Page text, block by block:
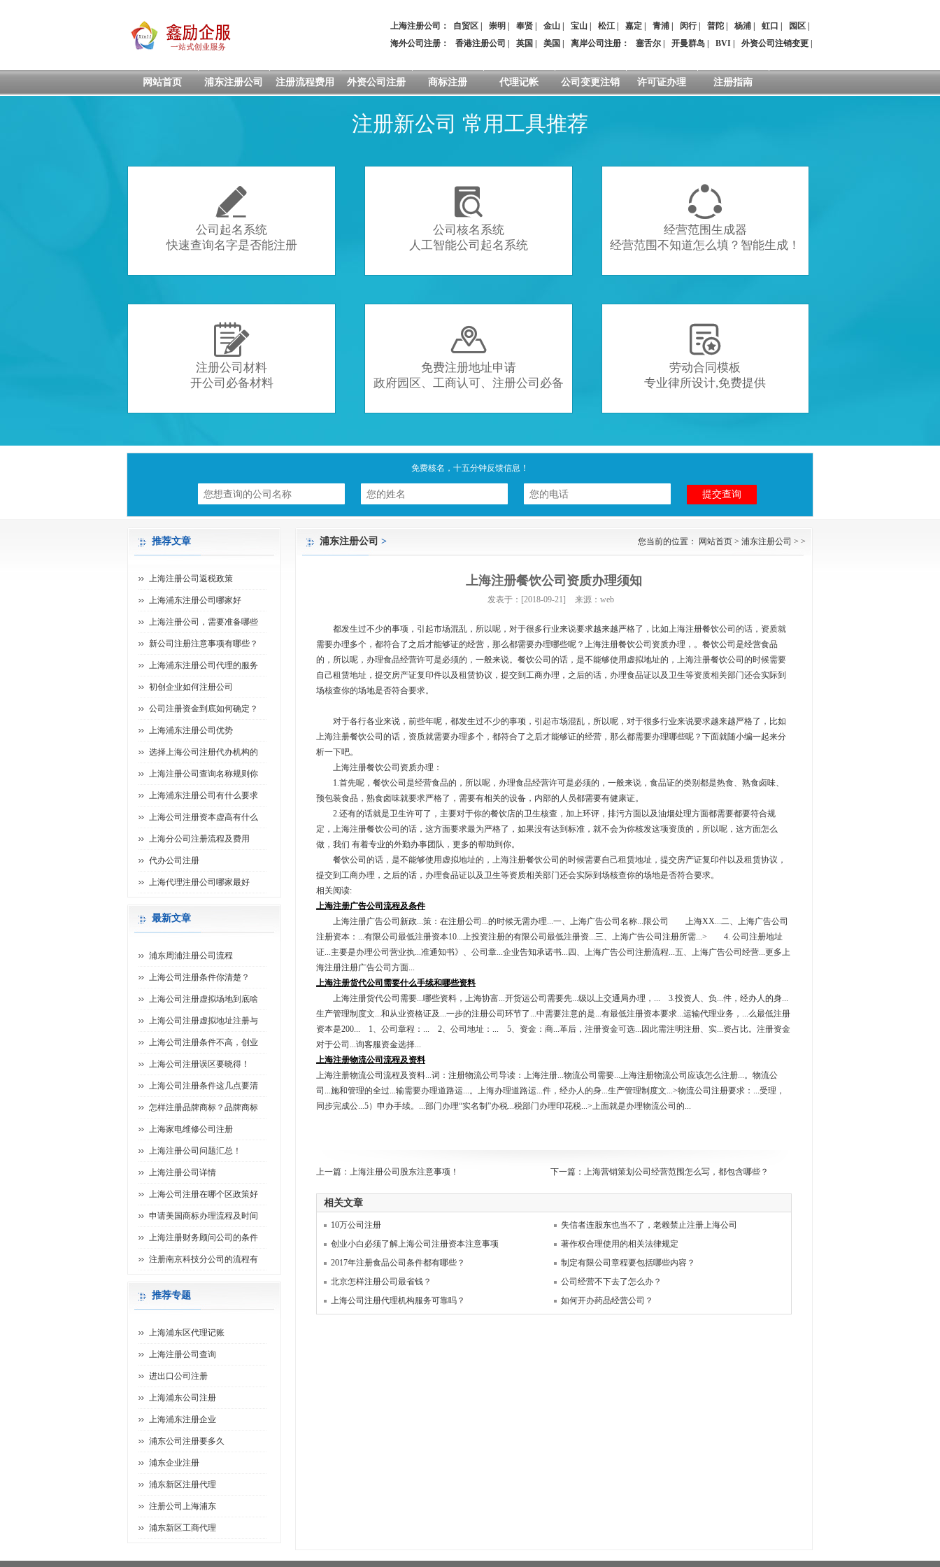
上海注册公司： 自贸区 崇明 奉贤 金山 宝山 松江 嘉定 青浦 闵行| 普陀 杨浦 虹口 园区
海外公司注册：
香港注册公司 英国 美国 离岸公司注册 ： 塞舌尔 开曼群岛 BVI 外资公司注销变更
网站首页 浦东注册公司 注册流程费用 外资公司注册 商标注册 代理记帐 公司变更注销 许可证办理 注册指南
注册新公司 常用工具推荐

公司起名系统
快速查询名字是否能注册

公司核名系统
人工智能公司起名系统

经营范围生成器
经营范围不知道怎么填？智能生成！

注册公司材料
开公司必备材料

免费注册地址申请
政府园区、工商认可、注册公司必备

劳动合同模板
专业律所设计,免费提供
免费核名，十五分钟反馈信息！
浦东注册公司 > 您当前的位置： 网站首页 > 浦东注册公司 > >
上海注册餐饮公司资质办理须知
发表于：[2018-09-21] 来源：web
都发生过不少的事项，引起市场混乱，所以呢，对于很多行业来说要求越来越严格了，比如上海注册餐饮公司的话，资质就
需要办理多个，都符合了之后才能够证的经营，那么都需要办理哪些呢？上海注册餐饮公司资质办理，。餐饮公司是经营食品
的，所以呢，办理食品经营许可是必须的，一般来说。餐饮公司的话，是不能够使用虚拟地址的，上海注册餐饮公司的时候需要
自己租赁地址，提交房产证复印件以及租赁协议，提交到工商办理，之后的话，办理食品证以及卫生等资质相关部门还会实际到
场核查你的场地是否符合要求。
对于各行各业来说，前些年呢，都发生过不少的事项，引起市场混乱，所以呢，对于很多行业来说要求越来越严格了，比如
上海注册餐饮公司的话，资质就需要办理多个，都符合了之后才能够证的经营，那么都需要办理哪些呢？下面就随小编一起来分
析一下吧。
上海注册餐饮公司资质办理：
1.首先呢，餐饮公司是经营食品的，所以呢，办理食品经营许可是必须的，一般来说，食品证的类别都是热食、熟食卤味、
预包装食品，熟食卤味就要求严格了，需要有相关的设备，内部的人员都需要有健康证。
2.还有的话就是卫生许可了，主要对于你的餐饮店的卫生核查，加上环评，排污方面以及油烟处理方面都需要都要符合规
定，上海注册餐饮公司的话，这方面要求最为严格了，如果没有达到标准，就不会为你核发这项资质的，所以呢，这方面怎么
做，我们 有着专业的外勤办事团队，更多的帮助到你。
餐饮公司的话，是不能够使用虚拟地址的，上海注册餐饮公司的时候需要自己租赁地址，提交房产证复印件以及租赁协议，
提交到工商办理，之后的话，办理食品证以及卫生等资质相关部门还会实际到场核查你的场地是否符合要求。
相关阅读:
上海注册广告公司流程及条件
上海注册广告公司新政...策：在注册公司...的时候无需办理...一、上海广告公司名称...限公司 上海XX...二、上海广告公司
注册资本：...有限公司最低注册资本10...上投资注册的有限公司最低注册资...三、上海广告公司注册所需...> 4. 公司注册地址
证...主要是办理公司营业执...准通知书》、公司章...企业告知承诺书...四、上海广告公司注册流程...五、上海广告公司经营...更多上
海注册注册广告公司方面...
上海注册货代公司需要什么手续和哪些资料
上海注册货代公司需要...哪些资料，上海协富...开货运公司需要先...级以上交通局办理，... 3.投资人、负...件，经办人的身...
生产管理制度文...和从业资格证及...一步的注册公司环节了...中需要注意的是...有最低注册资本要求...运输代理业务，...么最低注册
资本是200... 1、公司章程：... 2、公司地址：... 5、资金：商...革后，注册资金可选...因此需注明注册、实...资占比。注册资金
对于公司...询客服资金选择...
上海注册物流公司流程及资料
上海注册物流公司流程及资料...词：注册物流公司导读：上海注册...物流公司需要...上海注册物流公司应该怎么注册...。物流公
司...施和管理的全过...输需要办理道路运...。上海办理道路运...件，经办人的身...生产管理制度文...>物流公司注册要求：...受理，
同步完成公...5）申办手续。...部门办理“实名制”办税...税部门办理印花税...>上面就是办理物流公司的...
上一篇： 上海注册公司股东注意事项！ 下一篇： 上海营销策划公司经营范围怎么写，都包含哪些？
相关文章
10万公司注册
失信者连股东也当不了，老赖禁止注册上海公司
创业小白必须了解上海公司注册资本注意事项
著作权合理使用的相关法律规定
2017年注册食品公司条件都有哪些？
制定有限公司章程要包括哪些内容？
北京怎样注册公司最省钱？
公司经营不下去了怎么办？
上海公司注册代理机构服务可靠吗？
如何开办药品经营公司？
推荐文章
上海注册公司返税政策
上海浦东注册公司哪家好
上海注册公司，需要准备哪些
新公司注册注意事项有哪些？
上海浦东注册公司代理的服务
初创企业如何注册公司
公司注册资金到底如何确定？
上海浦东注册公司优势
选择上海公司注册代办机构的
上海注册公司查询名称规则你
上海浦东注册公司有什么要求
上海公司注册资本虚高有什么
上海分公司注册流程及费用
代办公司注册
上海代理注册公司哪家最好
最新文章
浦东周浦注册公司流程
上海公司注册条件你清楚？
上海公司注册虚拟场地到底啥
上海公司注册虚拟地址注册与
上海公司注册条件不高，创业
上海公司注册误区要晓得！
上海公司注册条件这几点要清
怎样注册品牌商标？品牌商标
上海家电维修公司注册
上海注册公司问题汇总！
上海注册公司详情
上海公司注册在哪个区政策好
申请美国商标办理流程及时间
上海注册财务顾问公司的条件
注册南京科技分公司的流程有
推荐专题
上海浦东区代理记账
上海注册公司查询
进出口公司注册
上海浦东公司注册
上海浦东注册企业
浦东公司注册要多久
浦东企业注册
浦东新区注册代理
注册公司上海浦东
浦东新区工商代理